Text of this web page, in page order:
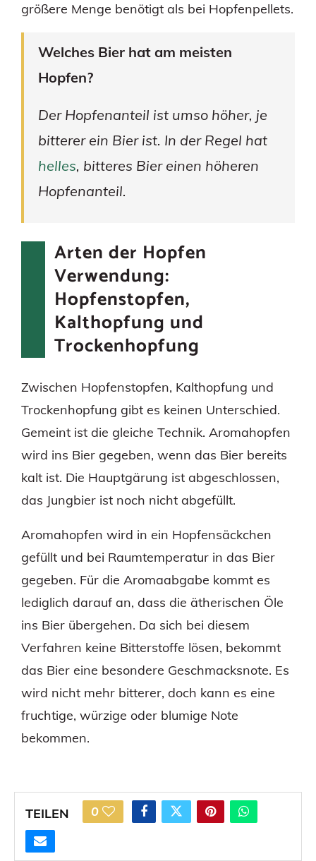
größere Menge benötigt als bei Hopfenpellets.
Welches Bier hat am meisten
Hopfen?
Der Hopfenanteil ist umso höher, je
bitterer ein Bier ist. In der Regel hat
helles, bitteres Bier einen höheren
Hopfenanteil.
Arten der Hopfen
Verwendung:
Hopfenstopfen,
Kalthopfung und
Trockenhopfung
Zwischen Hopfenstopfen, Kalthopfung und
Trockenhopfung gibt es keinen Unterschied.
Gemeint ist die gleiche Technik. Aromahopfen
wird ins Bier gegeben, wenn das Bier bereits
kalt ist. Die Hauptgärung ist abgeschlossen,
das Jungbier ist noch nicht abgefüllt.
Aromahopfen wird in ein Hopfensäckchen
gefüllt und bei Raumtemperatur in das Bier
gegeben. Für die Aromaabgabe kommt es
lediglich darauf an, dass die ätherischen Öle
ins Bier übergehen. Da sich bei diesem
Verfahren keine Bitterstoffe lösen, bekommt
das Bier eine besondere Geschmacksnote. Es
wird nicht mehr bitterer, doch kann es eine
fruchtige, würzige oder blumige Note
bekommen.
TEILEN 0